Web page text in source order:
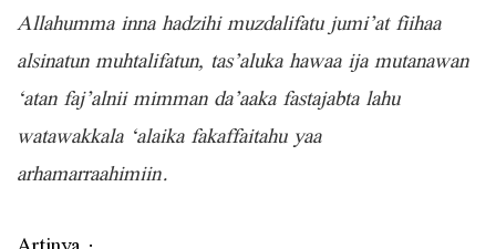
Allahumma inna hadzihi muzdalifatu jumi’at fiihaa
alsinatun muhtalifatun, tas’aluka hawaa ija mutanawan
‘atan faj’alnii mimman da’aaka fastajabta lahu
watawakkala ‘alaika fakaffaitahu yaa
arhamarraahimiin.